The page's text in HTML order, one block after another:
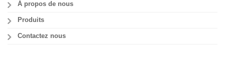
À propos de nous
Produits
Contactez nous